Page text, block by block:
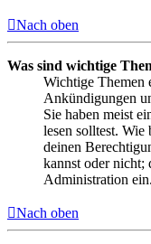
Nach oben
Was sind wichtige
Wichtige Themen
Ankündigungen
Sie haben meist
lesen solltest. Wie
deinen
kannst oder nicht;
Administration ein.
Nach oben